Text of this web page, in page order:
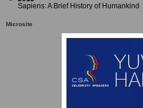
Sapiens: A Brief History of Humankind
Microsite